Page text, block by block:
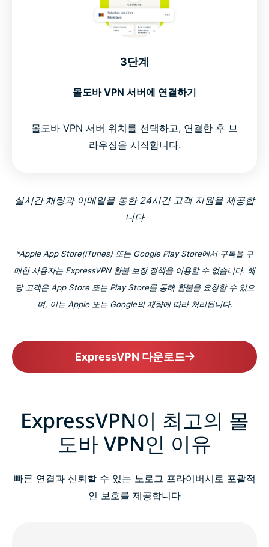
3단계
몰도바 VPN 서버에 연결하기
몰도바 VPN 서버 위치를 선택하고, 연결한 후 브
라우징을 시작합니다.
실시간 채팅과 이메일을 통한 24시간 고객 지원을 제공합
니다
*Apple App Store(iTunes) 또는 Google Play Store에서 구독을 구
매한 사용자는 ExpressVPN 환불 보장 정책을 이용할 수 없습니다. 해
당 고객은 App Store 또는 Play Store를 통해 환불을 요청할 수 있으
며, 이는 Apple 또는 Google의 재량에 따라 처리됩니다.
ExpressVPN 다운로드
ExpressVPN이 최고의 몰
도바 VPN인 이유
빠른 연결과 신뢰할 수 있는 노로그 프라이버시로 포괄적
인 보호를 제공합니다